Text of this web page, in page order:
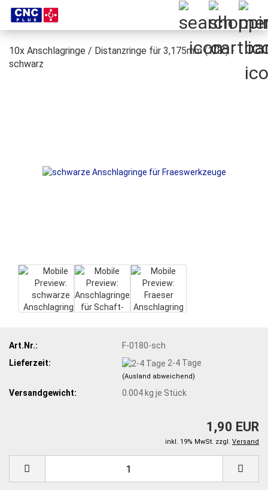
10x Anschlagringe / Distanzringe für 3,175mm (1/8") -
schwarz
Art.Nr.:
F-0180-sch
Lieferzeit:
2-4 Tage
(Ausland abweichend)
Versandgewicht: 0.004 kg je Stück
1,90 EUR
inkl. 19% MwSt. zzgl. Versand